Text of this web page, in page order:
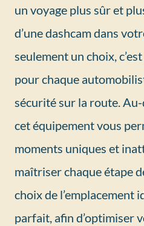
un voyage plus sûr et
d’une dashcam dans
seulement un choix,
pour chaque
sécurité sur la route.
cet équipement vous
moments uniques et
maîtriser chaque étape
choix de l’emplacement
parfait, afin d’optimiser